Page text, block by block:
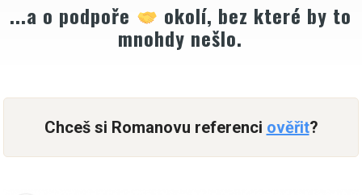
...a o podpoře okolí, bez které by to
mnohdy nešlo.
Chceš si Romanovu referenci ověřit?